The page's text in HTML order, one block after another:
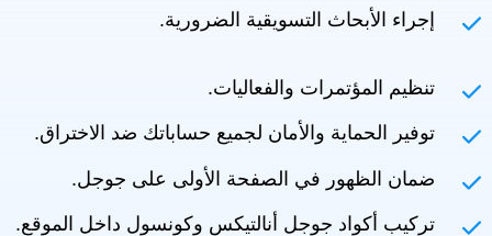
إجراء الأبحاث التسويقية الضرورية.
تنظيم المؤتمرات والفعاليات.
توفير الحماية والأمان لجميع حساباتك ضد الاختراق.
ضمان الظهور في الصفحة الأولى على جوجل.
تركيب أكواد جوجل أنالتيكس وكونسول داخل الموقع.